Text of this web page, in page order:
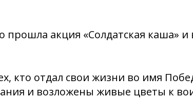
прошла акция «Солдатская каша» и
кто отдал свои жизни во имя
и возложены живые цветы к